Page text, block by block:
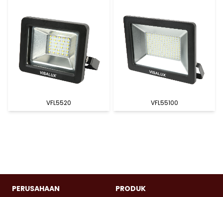
VFL5520 VFL55100
PERUSAHAAN
PRODUK